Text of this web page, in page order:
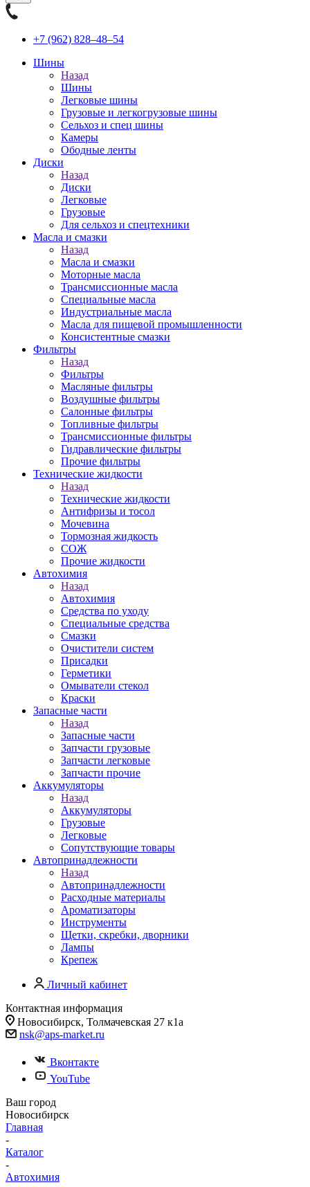
+7 (962) 828‒48‒54
Шины
Назад
Шины
Легковые шины
Грузовые и легкогрузовые шины
Сельхоз и спец шины
Камеры
Ободные ленты
Диски
Назад
Диски
Легковые
Грузовые
Для сельхоз и спецтехники
Масла и смазки
Назад
Масла и смазки
Моторные масла
Трансмиссионные масла
Специальные масла
Индустриальные масла
Масла для пищевой промышленности
Консистентные смазки
Фильтры
Назад
Фильтры
Масляные фильтры
Воздушные фильтры
Салонные фильтры
Топливные фильтры
Трансмиссионные фильтры
Гидравлические фильтры
Прочие фильтры
Технические жидкости
Назад
Технические жидкости
Антифризы и тосол
Мочевина
Тормозная жидкость
СОЖ
Прочие жидкости
Автохимия
Назад
Автохимия
Средства по уходу
Специальные средства
Смазки
Очистители систем
Присадки
Герметики
Омыватели стекол
Краски
Запасные части
Назад
Запасные части
Запчасти грузовые
Запчасти легковые
Запчасти прочие
Аккумуляторы
Назад
Аккумуляторы
Грузовые
Легковые
Сопутствующие товары
Автопринадлежности
Назад
Автопринадлежности
Расходные материалы
Ароматизаторы
Инструменты
Щетки, скребки, дворники
Лампы
Крепеж
Личный кабинет
Контактная информация
Новосибирск, Толмачевская 27 к1а
nsk@aps-market.ru
Вконтакте
YouTube
Ваш город
Новосибирск
Главная
-
Каталог
-
Автохимия